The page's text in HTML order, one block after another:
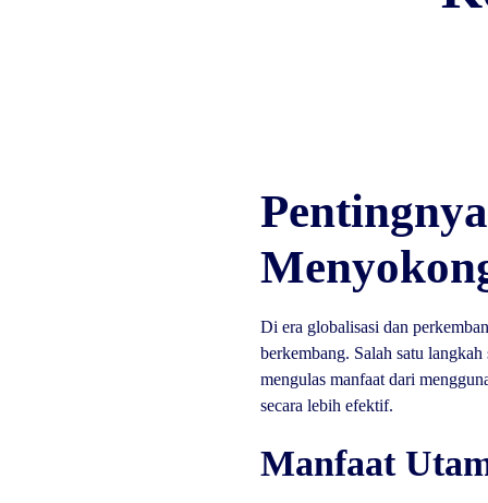
Di era globalisasi dan
berkembang. Salah satu
mengulas manfaat dari
secara lebih efektif.
Manfaat